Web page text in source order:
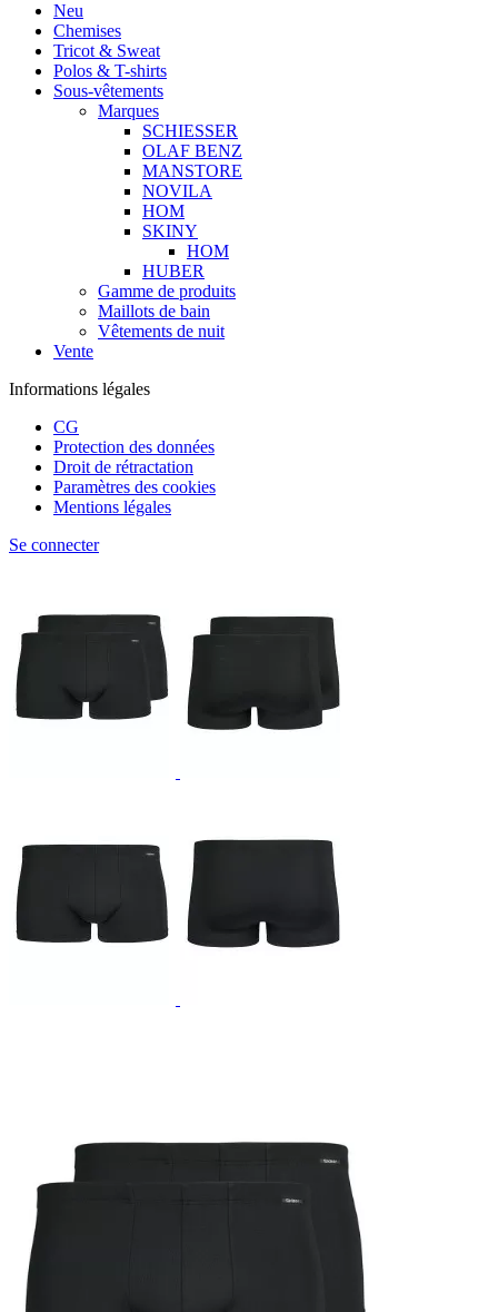
Neu
Chemises
Tricot & Sweat
Polos & T-shirts
Sous-vêtements
Marques
SCHIESSER
OLAF BENZ
MANSTORE
NOVILA
HOM
SKINY
HOM
HUBER
Gamme de produits
Maillots de bain
Vêtements de nuit
Vente
Informations légales
CG
Protection des données
Droit de rétractation
Paramètres des cookies
Mentions légales
Se connecter